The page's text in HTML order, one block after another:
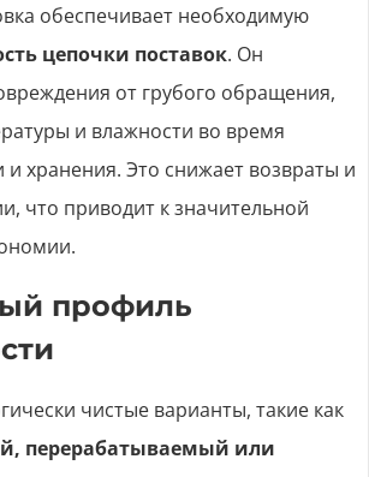
обеспечивает необходимую
цепочки поставок. Он
от грубого обращения,
и влажности во время
и хранения. Это снижает возвраты и
что приводит к значительной
профиль
чистые варианты, такие как
перерабатываемый или